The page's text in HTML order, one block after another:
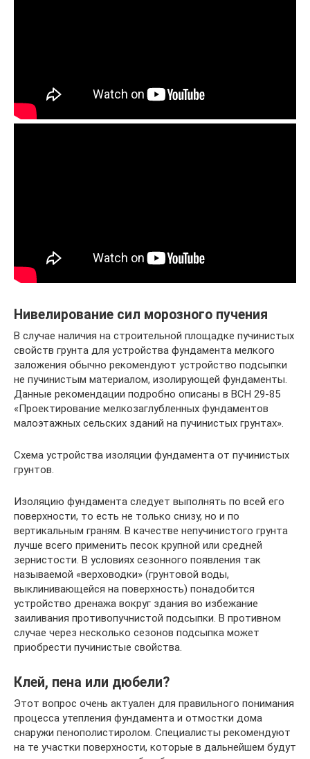
Нивелирование сил морозного пучения
В случае наличия на строительной площадке пучинистых
свойств грунта для устройства фундамента мелкого
заложения обычно рекомендуют устройство подсыпки
не пучинистым материалом, изолирующей фундаменты.
Данные рекомендации подробно описаны в ВСН 29-85
«Проектирование мелкозаглубленных фундаментов
малоэтажных сельских зданий на пучинистых грунтах».
Схема устройства изоляции фундамента от пучинистых
грунтов.
Изоляцию фундамента следует выполнять по всей его
поверхности, то есть не только снизу, но и по
вертикальным граням. В качестве непучинистого грунта
лучше всего применить песок крупной или средней
зернистости. В условиях сезонного появления так
называемой «верховодки» (грунтовой воды,
выклинивающейся на поверхность) понадобится
устройство дренажа вокруг здания во избежание
заиливания противопучнистой подсыпки. В противном
случае через несколько сезонов подсыпка может
приобрести пучинистые свойства.
Клей, пена или дюбели?
Этот вопрос очень актуален для правильного понимания
процесса утепления фундамента и отмостки дома
снаружи пенополистиролом. Специалисты рекомендуют
на те участки поверхности, которые в дальнейшем будут